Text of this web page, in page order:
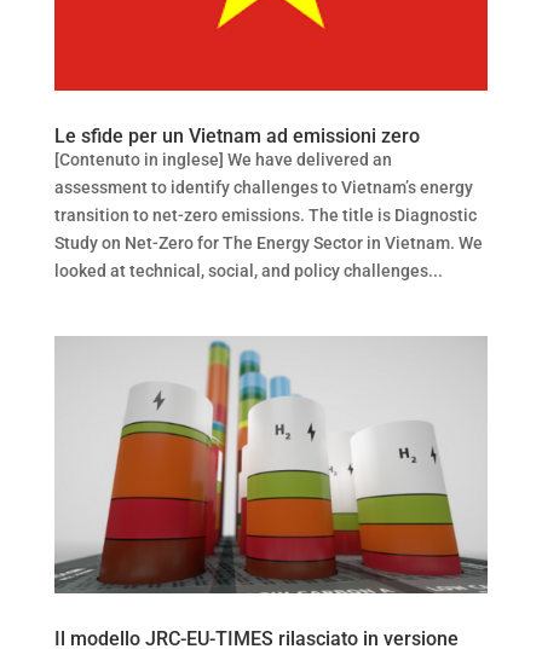
Le sfide per un Vietnam ad emissioni zero
[Contenuto in inglese] We have delivered an
assessment to identify challenges to Vietnam’s energy
transition to net-zero emissions. The title is Diagnostic
Study on Net-Zero for The Energy Sector in Vietnam. We
looked at technical, social, and policy challenges...
Il modello JRC-EU-TIMES rilasciato in versione